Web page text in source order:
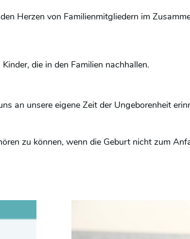
Herzen von Familienmitgliedern im
die in den Familien nachhallen.
an unsere eigene Zeit der Ungeborenheit
zu können, wenn die Geburt nicht zum